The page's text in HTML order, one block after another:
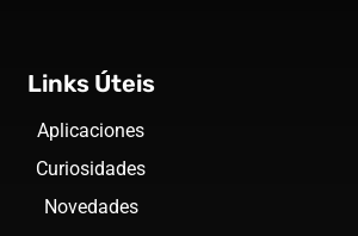
Links Úteis
Aplicaciones
Curiosidades
Novedades